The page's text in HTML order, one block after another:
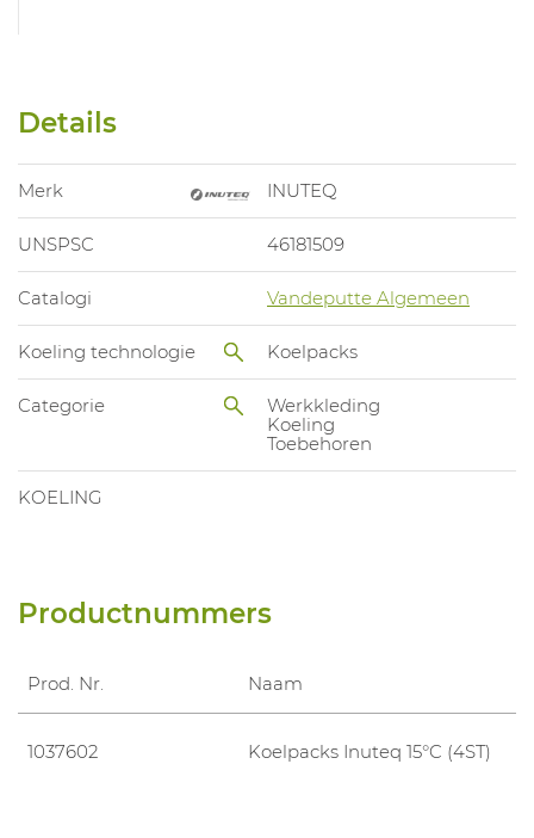
Details
Merk INUTEQ
UNSPSC 46181509
Catalogi Vandeputte Algemeen
Koeling technologie Koelpacks
Categorie
Werkkleding
Koeling
Toebehoren
KOELING
Productnummers
Prod. Nr. Naam
1037602 Koelpacks Inuteq 15°C (4ST)